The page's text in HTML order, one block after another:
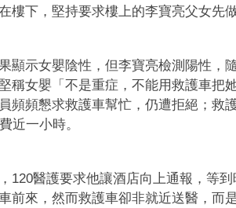
樓下，堅持要求樓上的李寶亮父女先
顯示女嬰陰性，但李寶亮檢測陽性，
稱女嬰「不是重症，不能用救護車把
頻頻懇求救護車幫忙，仍遭拒絕；救
近一小時。
120醫護要求他讓酒店向上通報，等
前來，然而救護車卻非就近送醫，而